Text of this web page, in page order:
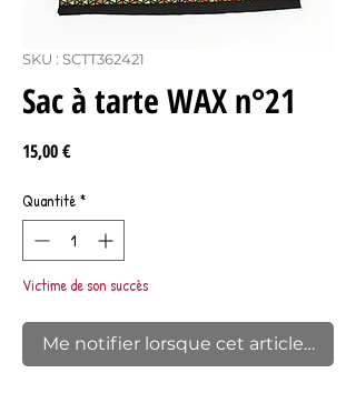
SKU : SCTT362421
Sac à tarte WAX n°21
15,00 €Prix
Quantité *
Victime de son succès
Me notifier lorsque cet article est